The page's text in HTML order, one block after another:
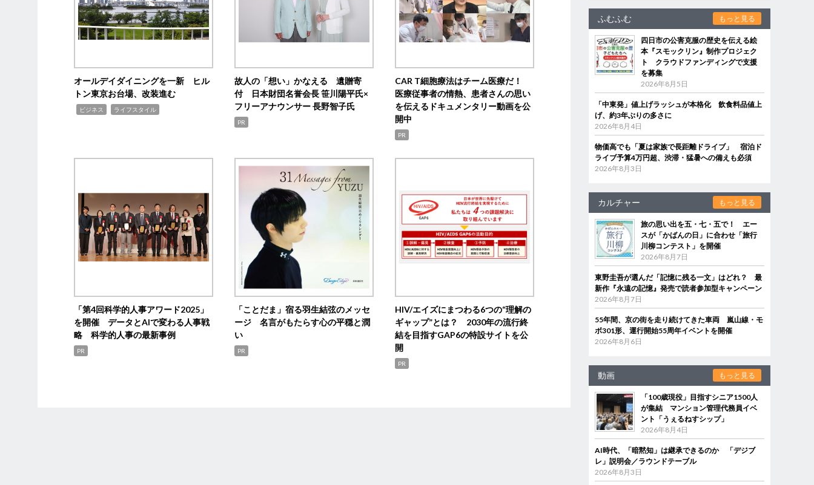
オールデイダイニングを一新 ヒル
トン東京お台場、改装進む
ビジネス ライフスタイル
故人の「想い」かなえる 遺贈寄
付 日本財団名誉会長 笹川陽平氏×
フリーアナウンサー 長野智子氏
PR
CAR T細胞療法はチーム医療だ！
医療従事者の情熱、患者さんの思い
を伝えるドキュメンタリー動画を公
開中
PR
「第4回科学的人事アワード2025」
を開催 データとAIで変わる人事戦
略 科学的人事の最新事例
PR
「ことだま」宿る羽生結弦のメッセ
ージ 名言がもたらす心の平穏と潤
い
PR
HIV/エイズにまつわる6つの“理解の
ギャップ”とは？ 2030年の流行終
結を目指すGAP6の特設サイトを公
開
PR
ふむふむ もっと見る
四日市の公害克服の歴史を伝える絵
本『スモックリン』制作プロジェク
ト クラウドファンディングで支援
を募集
2026年8月5日
「中東発」値上げラッシュが本格化 飲食料品値上
げ、約3年ぶりの多さに
2026年8月4日
物価高でも「夏は家族で長距離ドライブ」 宿泊ド
ライブ予算4万円超、渋滞・猛暑への備えも必須
2026年8月3日
カルチャー もっと見る
旅の思い出を五・七・五で！ エー
スが「かばんの日」に合わせ「旅行
川柳コンテスト」を開催
2026年8月7日
東野圭吾が選んだ「記憶に残る一文」はどれ？ 最
新作『永遠の記憶』発売で読者参加型キャンペーン
2026年8月7日
55年間、京の街を走り続けてきた車両 嵐山線・モ
ボ301形、運行開始55周年イベントを開催
2026年8月6日
動画 もっと見る
「100歳現役」目指すシニア1500人
が集結 マンション管理代務員イベ
ント「うぇるねすシップ」
2026年8月4日
AI時代、「暗黙知」は継承できるのか 「デジブ
レ」説明会／ラウンドテーブル
2026年8月3日